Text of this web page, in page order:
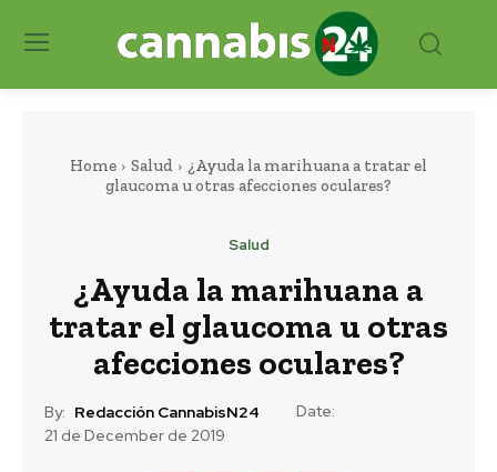
Home Salud
¿Ayuda la marihuana a tratar el
glaucoma u otras afecciones oculares?
Salud
¿Ayuda la marihuana a
tratar el glaucoma u otras
afecciones oculares?
By: Redacción CannabisN24
Date:
21 de December de 2019